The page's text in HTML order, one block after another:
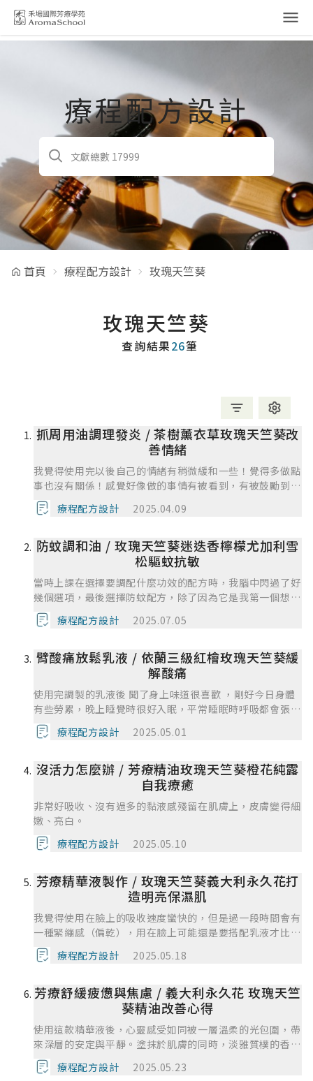
跳到主要內容
療程配方設計
首頁 療程配方設計 玫瑰天竺葵
玫瑰天竺葵
查詢結果26筆
抓周用油調理發炎 / 茶樹薰衣草玫瑰天竺葵改
善情緒
我覺得使用完以後自己的情緒有稍微緩和一些！覺得多做點
事也沒有關係！感覺好像做的事情有被看到，有被鼓勵到的
樣子！
療程配方設計 2025.04.09
防蚊調和油 / 玫瑰天竺葵迷迭香檸檬尤加利雪
松驅蚊抗敏
當時上課在選擇要調配什麼功效的配方時，我腦中閃過了好
幾個選項，最後選擇防蚊配方，除了因為它是我第一個想到
的方案，也考慮到接下來很快將進入暑假，正是蚊蟲肆虐的
高峰期。實際使用時發現了當時考慮的不夠周到的地方，因
衣服或其他地方，但因為這是配置成調和油的形式，不方便
用噴灑的方式使用，也不太適合使用在衣物上，這是當時沒
療程配方設計 2025.07.05
臂酸痛放鬆乳液 / 依蘭三級紅檜玫瑰天竺葵緩
解酸痛
使用完調製的乳液後 聞了身上味道很喜歡 ，剛好今日身體
有些勞累，晚上睡覺時很好入眠，平常睡眠時呼吸都會張開
嘴巴呼吸,這次竟然感覺鼻子比較通暢睡眠比較安穩，睡起
床後感覺也比較有精神。
療程配方設計 2025.05.01
沒活力怎麼辦 / 芳療精油玫瑰天竺葵橙花純露
自我療癒
非常好吸收、沒有過多的黏液感殘留在肌膚上，皮膚變得細
嫩、亮白。
療程配方設計
2025.05.10
芳療精華液製作 / 玫瑰天竺葵義大利永久花打
造明亮保濕肌
我覺得使用在臉上的吸收速度蠻快的，但是過一段時間會有
一種緊繃感（偏乾），用在臉上可能還是要搭配乳液才比較
夠力。
療程配方設計 2025.05.18
芳療舒緩疲憊與焦慮 / 義大利永久花 玫瑰天竺
葵精油改善心得
使用這款精華液後，心靈感受如同被一層溫柔的光包圍，帶
來深層的安定與平靜。塗抹於肌膚的同時，淡雅質樸的香氣
悄悄擴散，玫瑰天竺葵的柔美花香不僅滋養肌膚，更有安撫
情緒的力量，像是在繁忙生活中輕輕拍撫內在的焦躁與不
療程配方設計 2025.05.23